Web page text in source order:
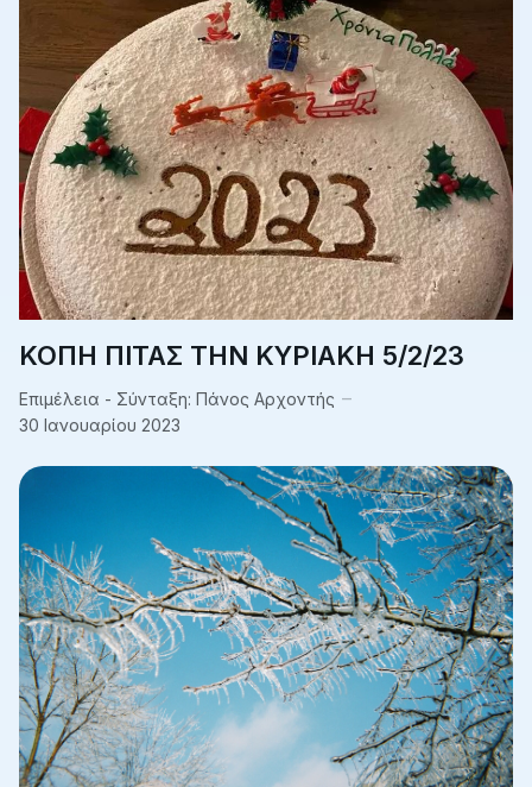
ΚΟΠΗ ΠΙΤΑΣ ΤΗΝ ΚΥΡΙΑΚΗ 5/2/23
Επιμέλεια - Σύνταξη: Πάνος Αρχοντής
30 Ιανουαρίου 2023